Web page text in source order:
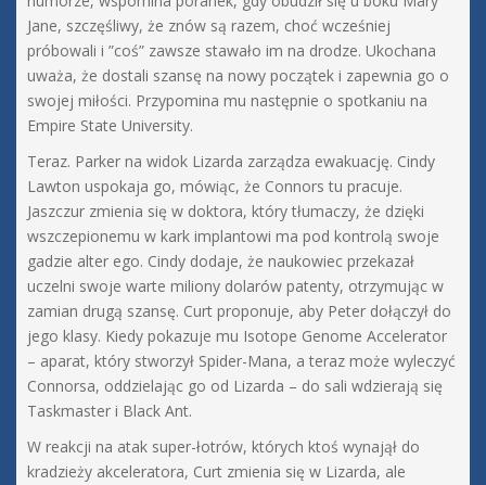
Jane, szczęśliwy, że znów są razem, choć wcześniej
próbowali i ”coś” zawsze stawało im na drodze. Ukochana
uważa, że dostali szansę na nowy początek i zapewnia go o
swojej miłości. Przypomina mu następnie o spotkaniu na
Empire State University.
Teraz. Parker na widok Lizarda zarządza ewakuację. Cindy
Lawton uspokaja go, mówiąc, że Connors tu pracuje.
Jaszczur zmienia się w doktora, który tłumaczy, że dzięki
wszczepionemu w kark implantowi ma pod kontrolą swoje
gadzie alter ego. Cindy dodaje, że naukowiec przekazał
uczelni swoje warte miliony dolarów patenty, otrzymując w
zamian drugą szansę. Curt proponuje, aby Peter dołączył do
jego klasy. Kiedy pokazuje mu Isotope Genome Accelerator
– aparat, który stworzył Spider-Mana, a teraz może wyleczyć
Connorsa, oddzielając go od Lizarda – do sali wdzierają się
Taskmaster i Black Ant.
W reakcji na atak super-łotrów, których ktoś wynajął do
kradzieży akceleratora, Curt zmienia się w Lizarda, ale